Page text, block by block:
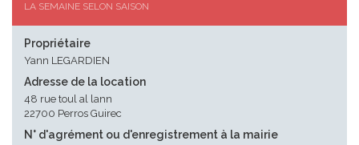
LA SEMAINE SELON SAISON
Propriétaire
Yann LEGARDIEN
Adresse de la location
48 rue toul al lann
22700 Perros Guirec
N° d'agrément ou d'enregistrement à la mairie